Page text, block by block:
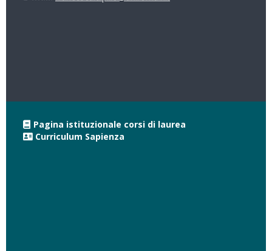
Pagina istituzionale corsi di laurea
Curriculum Sapienza